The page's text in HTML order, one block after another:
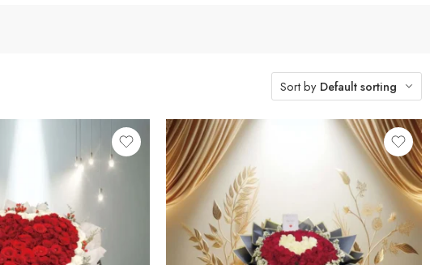
Sort by Default sorting